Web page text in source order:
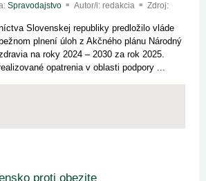
Spravodajstvo Autor/i: redakcia
Zdroj:
Slovenskej republiky predložilo vláde
plnení úloh z Akčného plánu Národný
na roky 2024 – 2030 za rok 2025.
opatrenia v oblasti podpory ...
proti obezite